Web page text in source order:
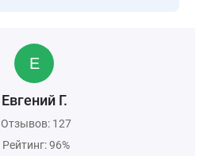
Евгений Г.
Отзывов: 127
Рейтинг: 96%